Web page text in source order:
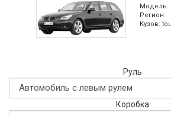
Модель:
Регион:
Кузов:
Руль
Коробка